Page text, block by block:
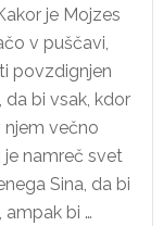
je Mojzes
v puščavi,
povzdignjen
da bi vsak, kdor
njem večno
je namreč svet
Sina, da bi
ampak bi …